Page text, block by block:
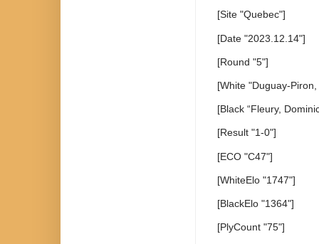
[Site "Quebec"]
[Date "2023.12.14"]
[Round "5"]
[White "Duguay-
[Black “Fleury,
[Result "1-0"]
[ECO "C47"]
[WhiteElo "1747"]
[BlackElo "1364"]
[PlyCount "75"]